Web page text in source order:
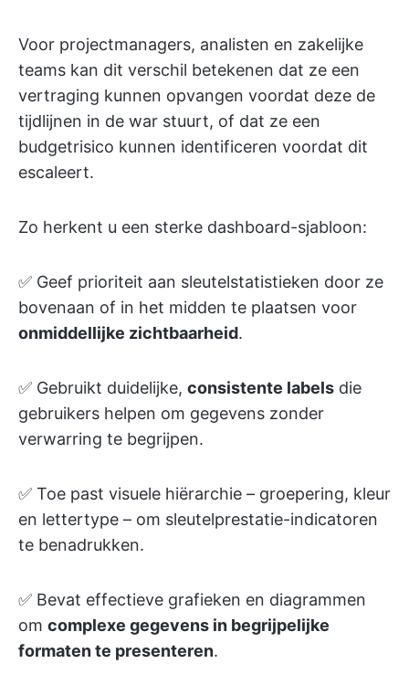
Voor projectmanagers, analisten en zakelijke
teams kan dit verschil betekenen dat ze een
vertraging kunnen opvangen voordat deze de
tijdlijnen in de war stuurt, of dat ze een
budgetrisico kunnen identificeren voordat dit
escaleert.
Zo herkent u een sterke dashboard-sjabloon:
✅ Geef prioriteit aan sleutelstatistieken door ze
bovenaan of in het midden te plaatsen voor
onmiddellijke zichtbaarheid.
✅ Gebruikt duidelijke, consistente labels die
gebruikers helpen om gegevens zonder
verwarring te begrijpen.
✅ Toe past visuele hiërarchie – groepering, kleur
en lettertype – om sleutelprestatie-indicatoren
te benadrukken.
✅ Bevat effectieve grafieken en diagrammen
om complexe gegevens in begrijpelijke
formaten te presenteren.